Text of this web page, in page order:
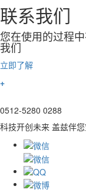
联系我们
您在使用的过程
我们
立即了解
+
0512-5280 0288
科技开创未来 盖兹伴